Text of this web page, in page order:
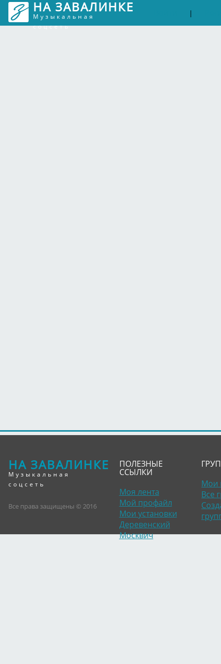
НА ЗАВАЛИНКЕ
Музыкальная
соцсеть
|
НА ЗАВАЛИНКЕ
Музыкальная
соцсеть
Все права защищены © 2016
ПОЛЕЗНЫЕ
ССЫЛКИ
Моя лента
Мой профайл
Мои установки
Деревенский
Москвич
Мои
Все